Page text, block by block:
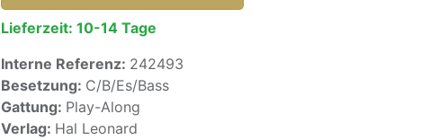
Lieferzeit: 10-14 Tage
Interne Referenz: 242493
Besetzung: C/B/Es/Bass
Gattung: Play-Along
Verlag: Hal Leonard